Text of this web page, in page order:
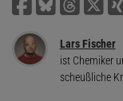
Lars Fischer
ist Chemiker
scheußliche